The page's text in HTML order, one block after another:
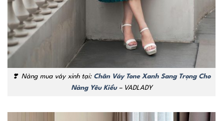
❣️ Nàng mua váy xinh tại: Chân Váy Tone Xanh Sang Trọng Cho
Nàng Yêu Kiều– VADLADY